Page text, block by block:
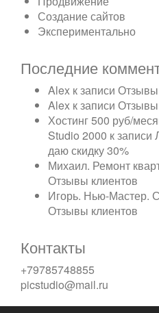
Создание сайтов
Экспериментально
Последние
Alex к записи Отзывы
Alex к записи Отзывы
Хостинг 500 руб/
Studio 2000 к записи
даю скидку 30%
Михаил. Ремонт
Отзывы клиентов
Игорь. Нью-Мастер.
Отзывы клиентов
Контакты
+79785748855
picstudio@mail.ru